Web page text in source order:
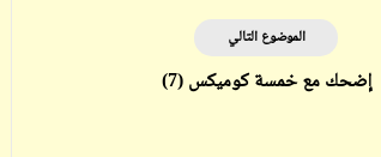
الموضوع التالي
إضحك مع خمسة كوميكس (7)